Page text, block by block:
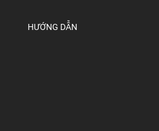
HƯỚNG DẪN